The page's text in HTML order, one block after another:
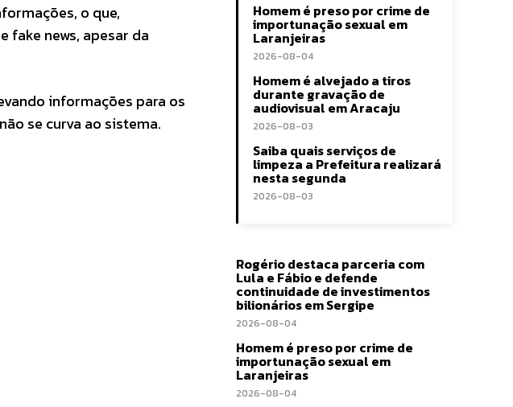
o que,
fake news, apesar da
informações para os
se curva ao sistema.
Homem é preso por crime de
importunação sexual em
Laranjeiras
2026-08-04
Homem é alvejado a tiros
durante gravação de
audiovisual em Aracaju
2026-08-03
Saiba quais serviços de
limpeza a Prefeitura realizará
nesta segunda
2026-08-03
Rogério destaca parceria com
Lula e Fábio e defende
continuidade de investimentos
bilionários em Sergipe
2026-08-04
Homem é preso por crime de
importunação sexual em
Laranjeiras
2026-08-04